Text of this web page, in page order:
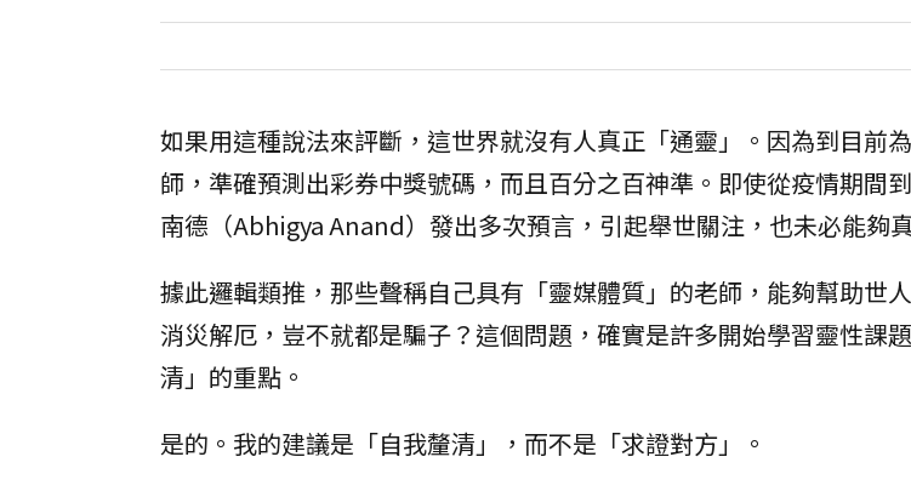
如果用這種說法來評斷，這世界就沒有人真正「通靈」。因為到目前
師，準確預測出彩券中獎號碼，而且百分之百神準。即使從疫情期間
南德（Abhigya Anand）發出多次預言，引起舉世關注，也未必能夠
據此邏輯類推，那些聲稱自己具有「靈媒體質」的老師，能夠幫助世
消災解厄，豈不就都是騙子？這個問題，確實是許多開始學習靈性課
清」的重點。
是的。我的建議是「自我釐清」，而不是「求證對方」。